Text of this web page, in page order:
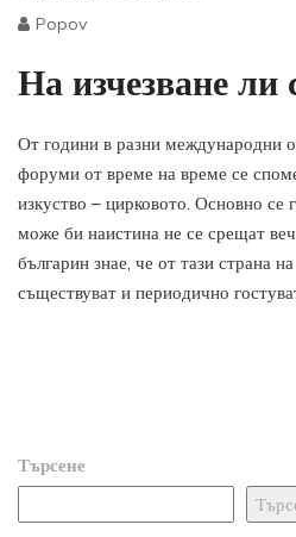
Popov
На изчезване ли
От години в разни международни
форуми от време на време се
изкуство – цирковото. Основно
може би наистина не се срещат
българин знае, че от тази страна
съществуват и периодично
Търсене